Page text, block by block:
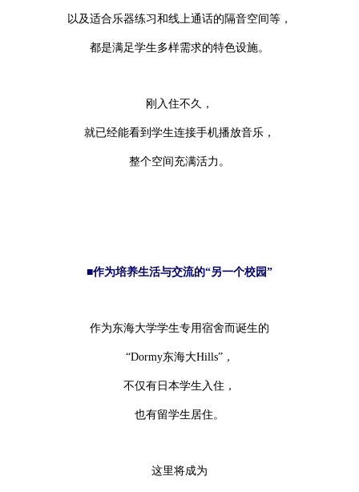
以及适合乐器练习和线上通话的隔音空间等，
都是满足学生多样需求的特色设施。
刚入住不久，
就已经能看到学生连接手机播放音乐，
整个空间充满活力。
■作为培养生活与交流的“另一个校园”
作为东海大学学生专用宿舍而诞生的
“Dormy东海大Hills”，
不仅有日本学生入住，
也有留学生居住。
这里将成为